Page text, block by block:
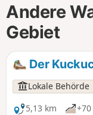
Andere
Gebiet
Der
Lokale Behörde
5,13 km